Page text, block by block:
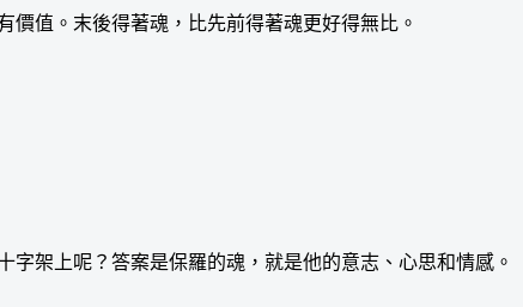
值。末後得著魂，比先前得著魂更好得無比。
架上呢？答案是保羅的魂，就是他的意志、心思和情感。